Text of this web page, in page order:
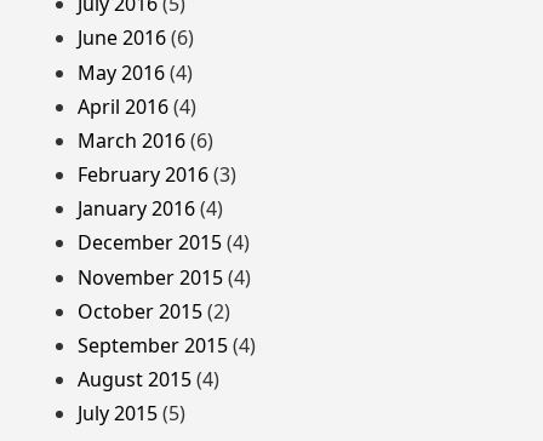
June 2016(6)
May 2016(4)
April 2016(4)
March 2016(6)
February 2016(3)
January 2016(4)
December 2015(4)
November 2015(4)
October 2015(2)
September 2015(4)
August 2015(4)
July 2015(5)